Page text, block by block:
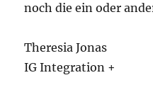
noch die ein oder
Theresia Jonas
IG Integration +